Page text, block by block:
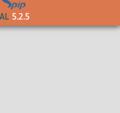
5.2.5